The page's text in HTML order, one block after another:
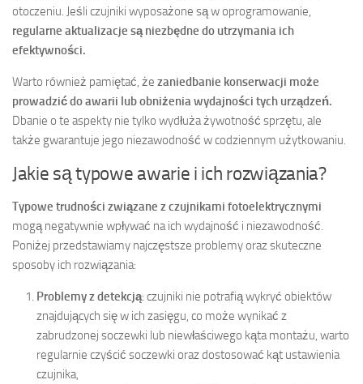
otoczeniu. Jeśli czujniki wyposażone są w oprogramowanie,
regularne aktualizacje są niezbędne do utrzymania ich
efektywności.
Warto również pamiętać, że zaniedbanie konserwacji może
prowadzić do awarii lub obniżenia wydajności tych urządzeń.
Dbanie o te aspekty nie tylko wydłuża żywotność sprzętu, ale
także gwarantuje jego niezawodność w codziennym użytkowaniu.
Jakie są typowe awarie i ich rozwiązania?
Typowe trudności związane z czujnikami fotoelektrycznymi
mogą negatywnie wpływać na ich wydajność i niezawodność.
Poniżej przedstawiamy najczęstsze problemy oraz skuteczne
sposoby ich rozwiązania:
Problemy z detekcją: czujniki nie potrafią wykryć obiektów
znajdujących się w ich zasięgu, co może wynikać z
zabrudzonej soczewki lub niewłaściwego kąta montażu, warto
regularnie czyścić soczewki oraz dostosować kąt ustawienia
czujnika,